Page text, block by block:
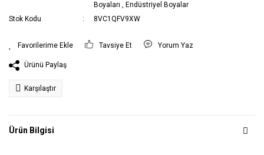
Boyaları , Endüstriyel Boyalar
Stok Kodu
8VC1QFV9XW
Tavsiye Et Yorum Yaz
Ürünü Paylaş
Karşılaştır
Ürün Bilgisi